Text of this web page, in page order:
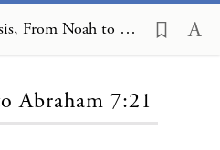
Cassuto on Genesis, From Noah to Abraham 7:21
Abraham 7:21